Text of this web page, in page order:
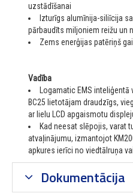
uzstādīšanai
Izturīgs alumīnija-siliīcija
pārbaudīts miljoniem reižu un
Zems enerģijas patēriņš
Vadība
Logamatic EMS
BC25 lietotājam draudzīgs,
ar lielu LCD apgaismotu
Kad neesat slēpojis, varat
atvaļinājumu, izmantojot
apkures ierīci no viedtālruņa
Dokumentācija